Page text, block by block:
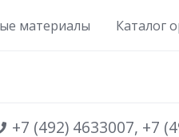
материалы Каталог
+7 (492) 4633007, +7